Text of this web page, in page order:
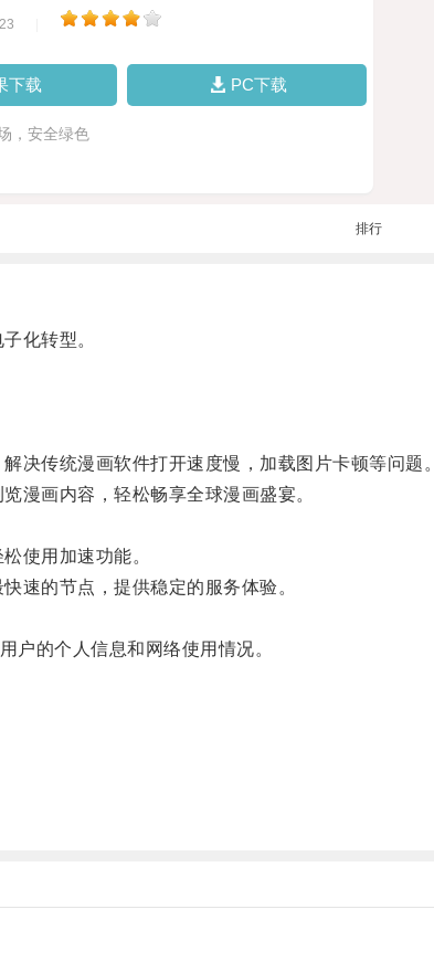
下载 PC下载
，安全绿色
排行
化转型。
传统漫画软件打开速度慢，加载图片卡顿等问题。
画内容，轻松畅享全球漫画盛宴。
使用加速功能。
的节点，提供稳定的服务体验。
的个人信息和网络使用情况。